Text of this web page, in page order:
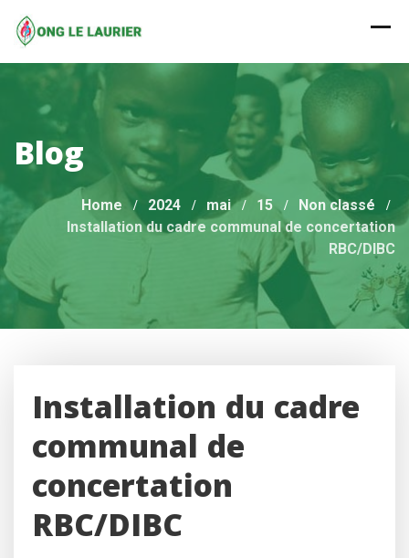
content
Blog
Home 2024 mai 15
Non classé
Installation du cadre communal de concertation
RBC/DIBC
Installation du cadre
communal de
concertation
RBC/DIBC